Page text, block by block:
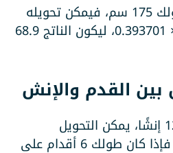
مثال عملي: إذا كان طولك 175 سم، فيمكن تحويله
إلى إنشات بضرب 175 × 0.393701، ليكون الناتج 68.9
القدم والإنش
بما أن 1 قدم يساوي 12 إنشًا، يمكن التحويل
بسهولة بين الوحدتين، فإذا كان طولك 6 أقدام على